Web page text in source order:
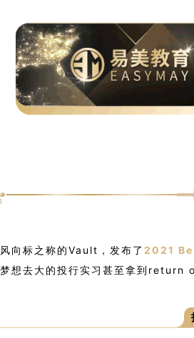
向标之称的Vault，发布了2021
想去大的投行实习甚至拿到return